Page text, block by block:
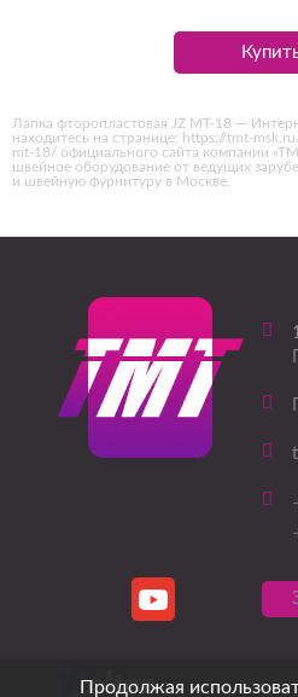
Лапка фторопластовая JZ MT-18 —
находитесь на странице: https://tmt-
mt-18/ официального сайта компании
швейное оборудование от ведущих
и швейную фурнитуру в Москве.
Продолжая